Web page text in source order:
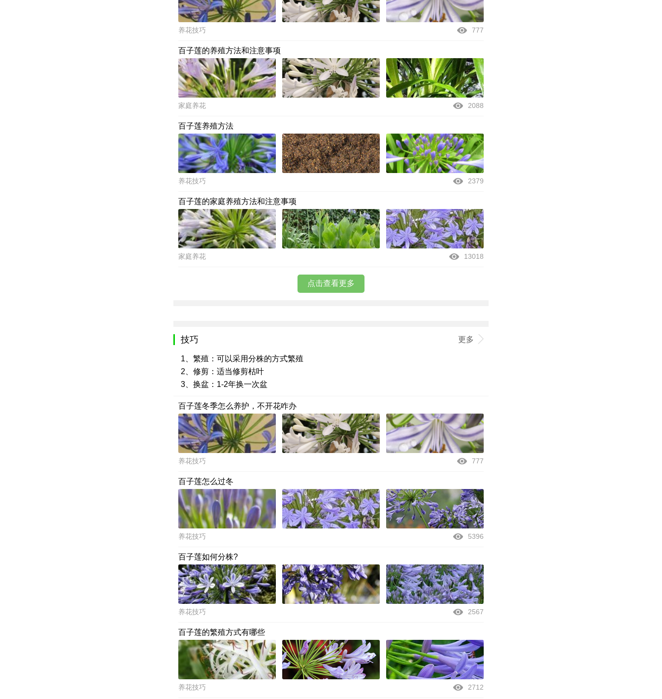
养花技巧 777
百子莲的养殖方法和注意事项
家庭养花 2088
百子莲养殖方法
养花技巧 2379
百子莲的家庭养殖方法和注意事项
家庭养花 13018
点击查看更多
技巧 更多
1、繁殖：可以采用分株的方式繁殖
2、修剪：适当修剪枯叶
3、换盆：1-2年换一次盆
百子莲冬季怎么养护，不开花咋办
养花技巧 777
百子莲怎么过冬
养花技巧 5396
百子莲如何分株?
养花技巧 2567
百子莲的繁殖方式有哪些
养花技巧 2712